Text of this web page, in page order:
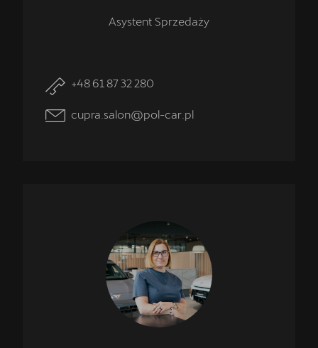
Asystent Sprzedaży
+48 61 87 32 280
cupra.salon@pol-car.pl